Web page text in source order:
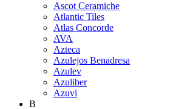
Ascot Ceramiche
Atlantic Tiles
Atlas Concorde
AVA
Azteca
Azulejos Benadresa
Azulev
Azuliber
Azuvi
B